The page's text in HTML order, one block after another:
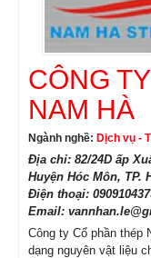
CÔNG
NAM HÀ
Ngành nghề: Dịch vụ -
Địa chỉ: 82/24D ấp
Huyện Hóc Môn, TP.
Điện thoại:
Email:
Công ty Cổ phần thép
dạng nguyên vật liệu